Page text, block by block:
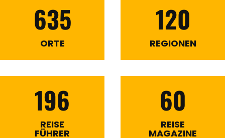
635
ORTE
120
REGIONEN
196
REISE
FÜHRER
60
REISE
MAGAZINE